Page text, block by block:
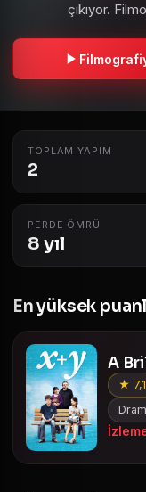
çıkıyor.
TOPLAM YAPIM
2
PERDE ÖMRÜ
8 yıl
En yüksek
A
★ 7,1